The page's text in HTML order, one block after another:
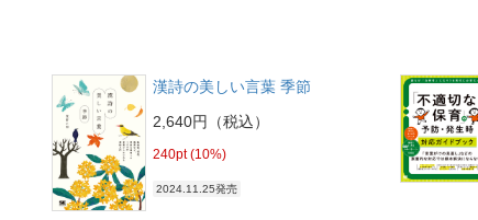
漢詩の美しい言葉 季節
2,640円（税込）
240pt (10%)
2024.11.25発売